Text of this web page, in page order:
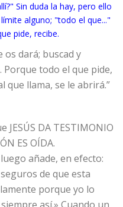
Sin duda la hay, pero ello
alguno; "todo el que..."
pide, recibe.
os dará; buscad y
Porque todo el que pide,
que llama, se le abrirá.”
DA TESTIMONIO
ES OÍDA.
añade, en efecto:
de que esta
porque yo lo